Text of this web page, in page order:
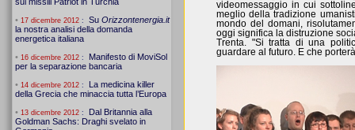
videomessaggio in cui
meglio della tradizione
mondo del domani,
oggi significa la distruzione
Trenta. "Si tratta di una
guardare al futuro. E che